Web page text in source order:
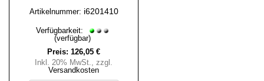
Artikelnummer: i6201410
Verfügbarkeit:
(verfügbar)
Preis: 126,05 €
Inkl. 20% MwSt., zzgl.
Versandkosten